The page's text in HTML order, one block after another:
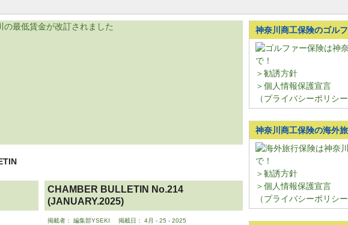
CHAMBER BULLETIN No.214
(JANUARY.2025)
掲載者： 編集部YSEKI 掲載日： 4月 - 25 - 2025
神奈川商工保険のゴル
＞勧誘方針
＞個人情報保護宣言
（プライバシーポリシー
神奈川商工保険の海外
＞勧誘方針
＞個人情報保護宣言
（プライバシーポリシー